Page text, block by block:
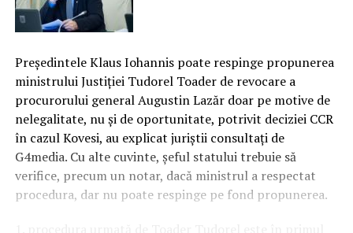
Preşedintele Klaus Iohannis poate respinge propunerea
ministrului Justiţiei Tudorel Toader de revocare a
procurorului general Augustin Lazăr doar pe motive de
nelegalitate, nu şi de oportunitate, potrivit deciziei CCR
în cazul Kovesi, au explicat juriştii consultaţi de
G4media. Cu alte cuvinte, şeful statului trebuie să
verifice, precum un notar, dacă ministrul a respectat
procedura, dar nu poate respinge pe fond propunerea.